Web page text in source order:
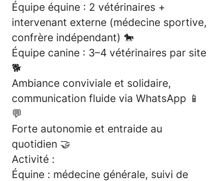
Équipe équine : 2 vétérinaires +
intervenant externe (médecine sportive,
confrère indépendant) 🐎
Équipe canine : 3–4 vétérinaires par site
🐕
Ambiance conviviale et solidaire,
communication fluide via WhatsApp 📱
💬
Forte autonomie et entraide au
quotidien 🤝
Activité :
Équine : médecine générale, suivi de